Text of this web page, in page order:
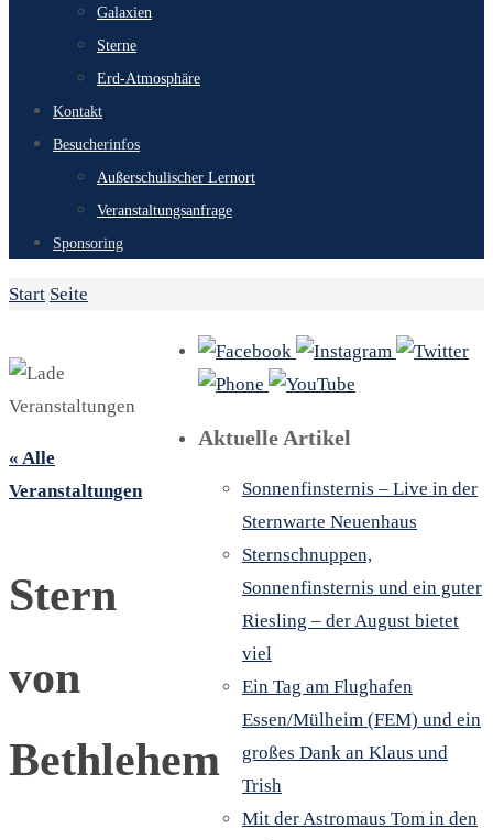
Galaxien
Sterne
Erd-Atmosphäre
Kontakt
Besucherinfos
Außerschulischer Lernort
Veranstaltungsanfrage
Sponsoring
Start Seite
« Alle
Veranstaltungen
Stern
von
Bethlehem
Aktuelle Artikel
Sonnenfinsternis – Live in der
Sternwarte Neuenhaus
Sternschnuppen,
Sonnenfinsternis und ein guter
Riesling – der August bietet
viel
Ein Tag am Flughafen
Essen/Mülheim (FEM) und ein
großes Dank an Klaus und
Trish
Mit der Astromaus Tom in den